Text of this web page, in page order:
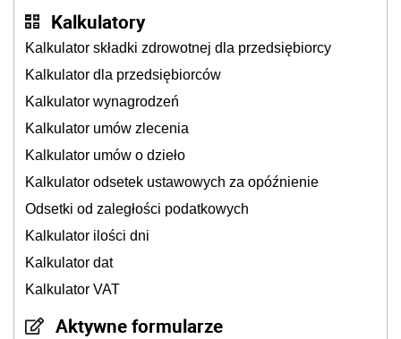
Kalkulatory
Kalkulator składki zdrowotnej dla przedsiębiorcy
Kalkulator dla przedsiębiorców
Kalkulator wynagrodzeń
Kalkulator umów zlecenia
Kalkulator umów o dzieło
Kalkulator odsetek ustawowych za opóźnienie
Odsetki od zaległości podatkowych
Kalkulator ilości dni
Kalkulator dat
Kalkulator VAT
Aktywne formularze